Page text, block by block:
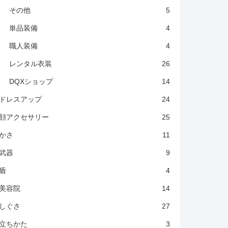
その他 5
単品装備 4
職人装備 4
レンタル衣装 26
DQXショップ 14
レスアップ 24
アクセサリー 25
さ 11
器 9
4
容院 14
ぐさ 27
ちかた 3